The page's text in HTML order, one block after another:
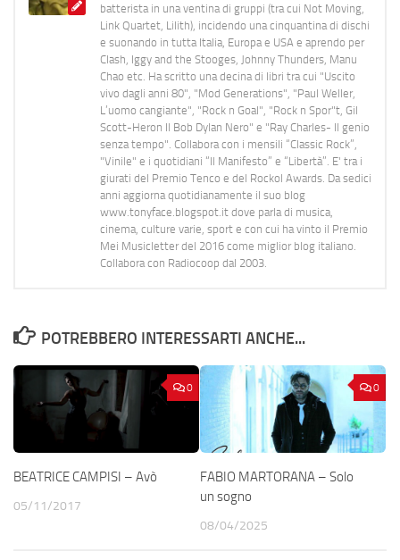
batterista in una ventina di gruppi (tra cui Not Moving,
Link Quartet, Lilith), incidendo una cinquantina di dischi
e suonando in tutta Italia, Europa e USA e aprendo per
Clash, Iggy and the Stooges, Johnny Thunders, Manu
Chao etc. Ha scritto una decina di libri tra cui "Uscito
vivo dagli anni 80", "Mod Generations", "Paul Weller,
L’uomo cangiante", "Rock n Goal", "Rock n Spor"t, Gil
Scott-Heron Il Bob Dylan Nero" e "Ray Charles- Il genio
senza tempo". Collabora con i mensili “Classic Rock”,
"Vinile" e i quotidiani “Il Manifesto” e “Libertà”. E' tra i
giurati del Premio Tenco e del Rockol Awards. Da sedici
anni aggiorna quotidianamente il suo blog
www.tonyface.blogspot.it dove parla di musica,
cinema, culture varie, sport e con cui ha vinto il Premio
Mei Musicletter del 2016 come miglior blog italiano.
Collabora con Radiocoop dal 2003.
POTREBBERO INTERESSARTI ANCHE...
0
BEATRICE CAMPISI – Avò
05/11/2017
0
FABIO MARTORANA – Solo
un sogno
08/04/2025